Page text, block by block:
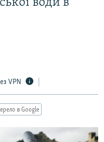
води в
VPN
в Google